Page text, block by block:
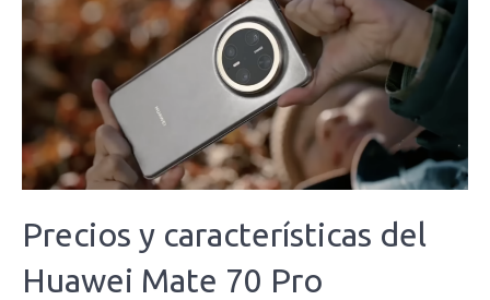
Precios y características del
Huawei Mate 70 Pro